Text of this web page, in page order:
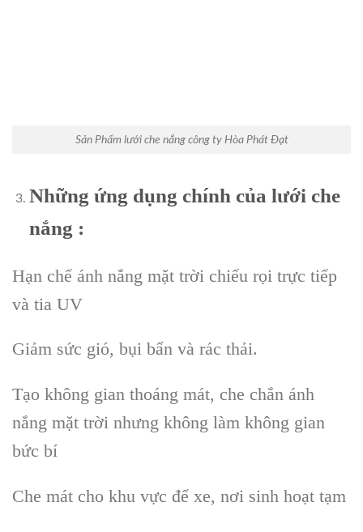
Sản Phẩm lưới che nắng công ty Hòa Phát Đạt
Những ứng dụng chính của lưới che
nắng :
Hạn chế ánh nắng mặt trời chiếu rọi trực tiếp
và tia UV
Giảm sức gió, bụi bẩn và rác thải.
Tạo không gian thoáng mát, che chắn ánh
nắng mặt trời nhưng không làm không gian
bức bí
Che mát cho khu vực để xe, nơi sinh hoạt tạm